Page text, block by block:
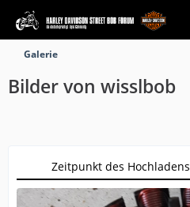
Galerie
Bilder von wisslbob
Zeitpunkt des Hochladens